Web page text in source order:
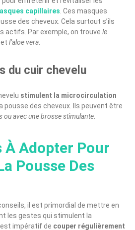
capillaires. Ces masques
des cheveux. Cela surtout s’ils
actifs. Par exemple, on trouve le
et l’aloe vera.
du cuir chevelu
stimulent la microcirculation
pousse des cheveux. Ils peuvent être
ou avec une brosse stimulante.
À Adopter Pour
Pousse Des
il est primordial de mettre en
les gestes qui stimulent la
impératif de couper régulièrement